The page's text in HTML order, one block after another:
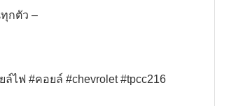
กตัว –
ไฟ #คอยล์ #chevrolet #tpcc216